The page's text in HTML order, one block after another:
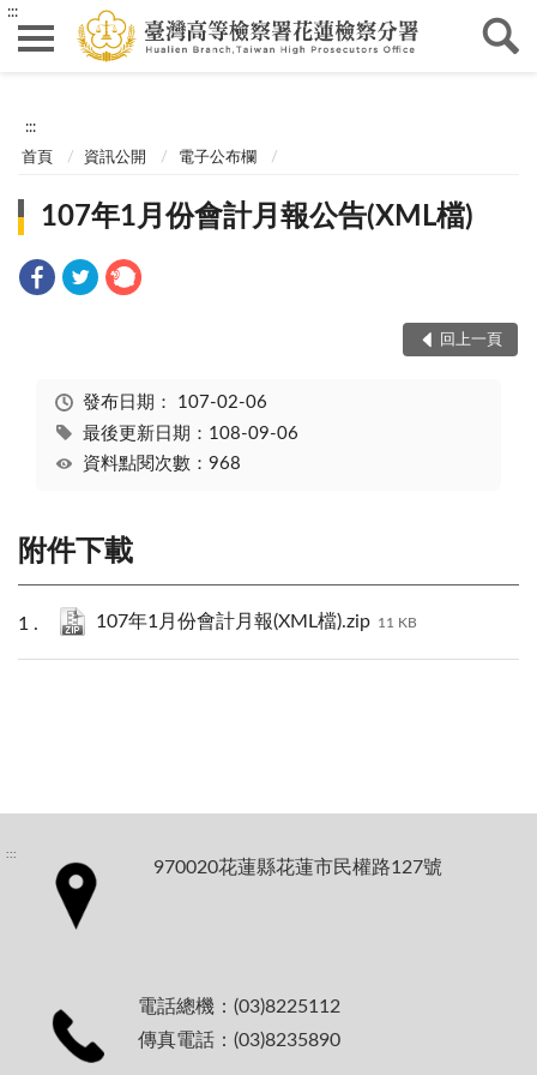
:::
:::
首頁 資訊公開 電子公布欄
107年1月份會計月報公告(XML檔)
回上一頁
發布日期： 107-02-06
最後更新日期：108-09-06
資料點閱次數：968
附件下載
107年1月份會計月報(XML檔).zip 11 KB
:::
970020花蓮縣花蓮市民權路127號
電話總機：(03)8225112
傳真電話：(03)8235890